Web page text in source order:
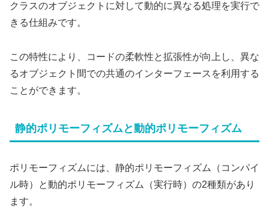
クラスのオブジェクトに対して動的に異なる処理を実行で
きる仕組みです。
この特性により、コードの柔軟性と拡張性が向上し、異な
るオブジェクト間での共通のインターフェースを利用する
ことができます。
静的ポリモーフィズムと動的ポリモーフィズム
ポリモーフィズムには、静的ポリモーフィズム（コンパイ
ル時）と動的ポリモーフィズム（実行時）の2種類があり
ます。